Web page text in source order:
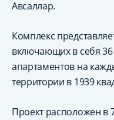
Авсаллар.
Комплекс
включающих в себя
апартаментов на
территории в 1939
Проект расположен в